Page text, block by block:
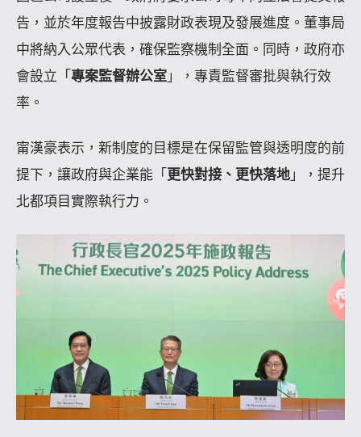
告，並於年度報告中披露財政表現及發展進度。董事局
中將納入公眾代表，確保監察機制全面。同時，政府亦
會設立「 專案監督辦公室 」，專責監督審批與執行效
率。
甯漢豪表示，新制度的目標是在保留監管與透明度的前
提下，讓政府與企業能「 更快對接、更快落地 」，提升
北都項目實際執行力。